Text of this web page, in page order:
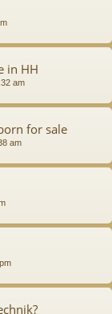
in HH
am
for sale
am